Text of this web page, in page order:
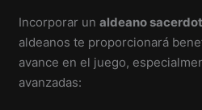
Incorporar unaldeano
aldeanos te proporcionará
avance en el juego,
avanzadas: